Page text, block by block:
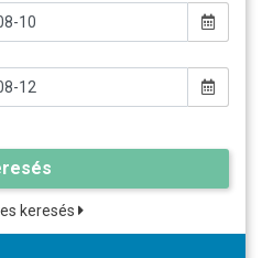
keresés